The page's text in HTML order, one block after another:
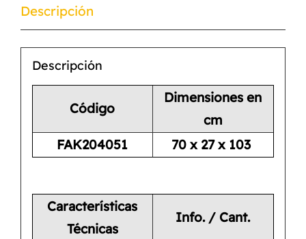
Descripción
Descripción
Código
Dimensiones en
cm
FAK204051
70 x 27 x 103
Características
Técnicas
Info. / Cant.